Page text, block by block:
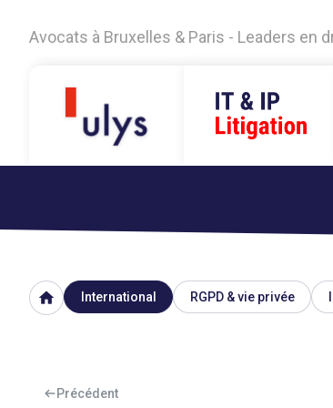
Avocats à Bruxelles & Paris - Leaders en
home International RGPD & vie privée
Précédent